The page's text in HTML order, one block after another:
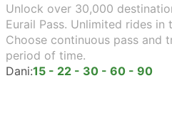
Unlock over 30,000
Eurail Pass. Unlimited rides
Choose continuous pass and
period of time.
Dani:15 - 22 - 30 - 60 - 90